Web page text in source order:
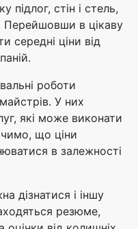
підлог, стін і стель,
Перейшовши в цікаву
середні ціни від
роботи
У них
які може виконати
що ціни
в залежності
дізнатися і іншу
резюме,